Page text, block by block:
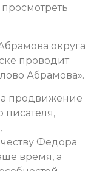
округа
проводит
Абрамова».
продвижение
писателя,
Федора
время, а